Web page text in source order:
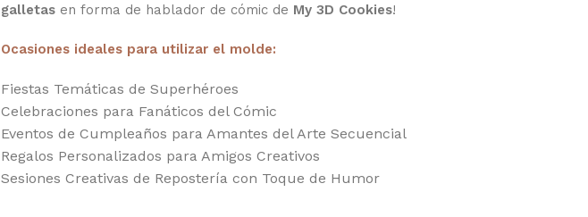
galletas en forma de hablador de cómic de My 3D Cookies!
Ocasiones ideales para utilizar el molde:
Fiestas Temáticas de Superhéroes
Celebraciones para Fanáticos del Cómic
Eventos de Cumpleaños para Amantes del Arte Secuencial
Regalos Personalizados para Amigos Creativos
Sesiones Creativas de Repostería con Toque de Humor